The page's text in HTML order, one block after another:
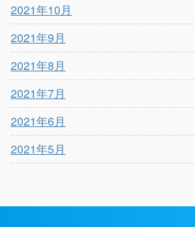
2021年10月
2021年9月
2021年8月
2021年7月
2021年6月
2021年5月